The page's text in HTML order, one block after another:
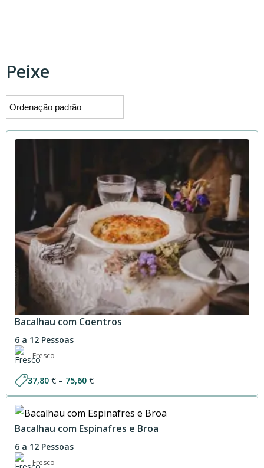
Peixe
Bacalhau com Coentros
6 a 12 Pessoas
Fresco
37,80 € – 75,60 €Price
through
75,60 €
Bacalhau com Espinafres e Broa
6 a 12 Pessoas
Fresco